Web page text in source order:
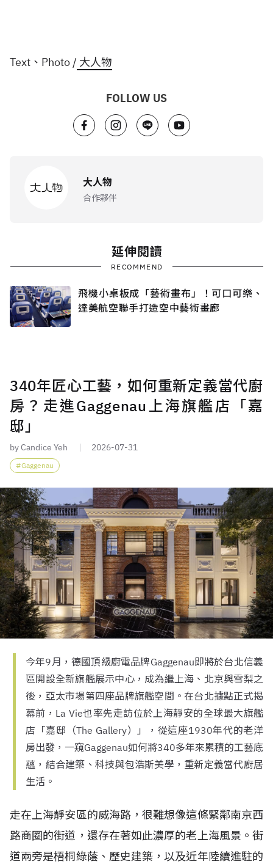
Text、Photo / 大人物
FOLLOW US
大人物
合作夥伴
延伸閱讀
RECOMMEND
飛機小桌板成「藝術畫布」！可口可樂、
達美航空聯手打造空中藝術畫廊
340年匠心工藝，如何重新定義當代廚
房？走進Gaggenau上海旗艦店「嘉
邸」
by Candice Yeh 2026-07-31
Gaggenau
今年9月，德國頂級廚電品牌Gaggenau即將於台北信義
區開設全新旗艦展示中心，成為繼上海、北京與雪梨之
後，亞太市場第四座品牌旗艦空間。在台北據點正式揭
幕前，La Vie也率先走訪位於上海靜安的全球最大旗艦
店「嘉邸（The Gallery）」，從這座1930年代的老洋
房出發，一窺Gaggenau如何將340多年來累積的工藝底
蘊，結合建築、科技與包浩斯美學，重新定義當代廚居
生活。
走在上海靜安區的威海路，很難想像這條緊鄰南京西
路商圈的街道，還存在著如此濃厚的老上海風景。街
道兩旁是梧桐綠蔭、歷史建築，以及近年陸續進駐的